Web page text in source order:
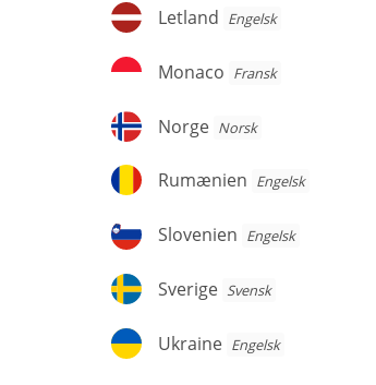
Letland
Letland Engelsk
Monaco
Monaco Fransk
Norge
Norge Norsk
Rumænien
Rumænien Engelsk
Slovenien
Slovenien Engelsk
Sverige
Sverige Svensk
Ukraine
Ukraine Engelsk